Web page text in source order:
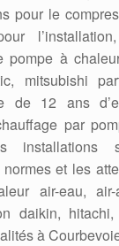
pour le
pompe à
mitsubishi
de 12 ans
par
installations
et les
air-eau,
daikin,
à